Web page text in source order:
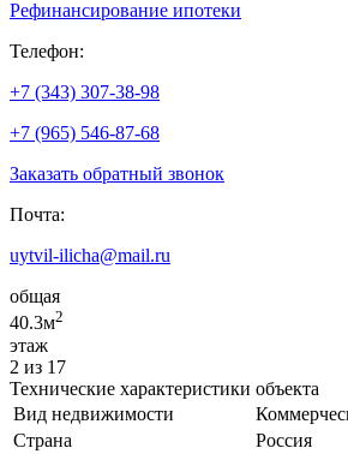
Рефинансирование ипотеки
Телефон:
+7 (343) 307-38-98
+7 (965) 546-87-68
Заказать обратный звонок
Почта:
uytvil-ilicha@mail.ru
общая
40.3м2
этаж
2 из 17
Технические характеристики объекта
Вид недвижимости
Страна
Россия